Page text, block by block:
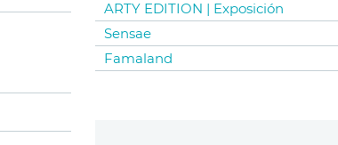
ARTY EDITION | Exposición
Sensae
Famaland